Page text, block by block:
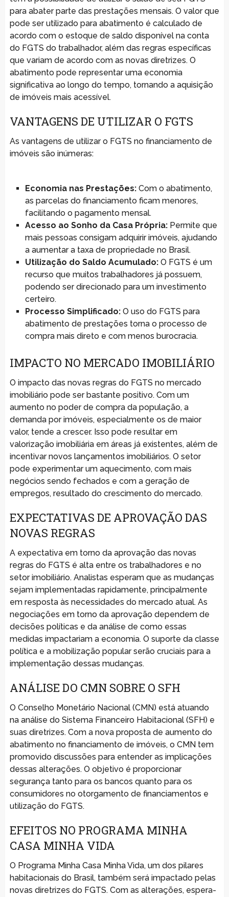
para abater parte das prestações mensais. O valor que
pode ser utilizado para abatimento é calculado de
acordo com o estoque de saldo disponível na conta
do FGTS do trabalhador, além das regras específicas
que variam de acordo com as novas diretrizes. O
abatimento pode representar uma economia
significativa ao longo do tempo, tornando a aquisição
de imóveis mais acessível.
VANTAGENS DE UTILIZAR O FGTS
As vantagens de utilizar o FGTS no financiamento de
imóveis são inúmeras:
Economia nas Prestações:Com o abatimento,
as parcelas do financiamento ficam menores,
facilitando o pagamento mensal.
Acesso ao Sonho da Casa Própria:Permite que
mais pessoas consigam adquirir imóveis, ajudando
a aumentar a taxa de propriedade no Brasil.
Utilização do Saldo Acumulado:O FGTS é um
recurso que muitos trabalhadores já possuem,
podendo ser direcionado para um investimento
certeiro.
Processo Simplificado:O uso do FGTS para
abatimento de prestações torna o processo de
compra mais direto e com menos burocracia.
IMPACTO NO MERCADO IMOBILIÁRIO
O impacto das novas regras do FGTS no mercado
imobiliário pode ser bastante positivo. Com um
aumento no poder de compra da população, a
demanda por imóveis, especialmente os de maior
valor, tende a crescer. Isso pode resultar em
valorização imobiliária em áreas já existentes, além de
incentivar novos lançamentos imobiliários. O setor
pode experimentar um aquecimento, com mais
negócios sendo fechados e com a geração de
empregos, resultado do crescimento do mercado.
EXPECTATIVAS DE APROVAÇÃO DAS
NOVAS REGRAS
A expectativa em torno da aprovação das novas
regras do FGTS é alta entre os trabalhadores e no
setor imobiliário. Analistas esperam que as mudanças
sejam implementadas rapidamente, principalmente
em resposta às necessidades do mercado atual. As
negociações em torno da aprovação dependem de
decisões políticas e da análise de como essas
medidas impactariam a economia. O suporte da classe
política e a mobilização popular serão cruciais para a
implementação dessas mudanças.
ANÁLISE DO CMN SOBRE O SFH
O Conselho Monetário Nacional (CMN) está atuando
na análise do Sistema Financeiro Habitacional (SFH) e
suas diretrizes. Com a nova proposta de aumento do
abatimento no financiamento de imóveis, o CMN tem
promovido discussões para entender as implicações
dessas alterações. O objetivo é proporcionar
segurança tanto para os bancos quanto para os
consumidores no otorgamento de financiamentos e
utilização do FGTS.
EFEITOS NO PROGRAMA MINHA
CASA MINHA VIDA
O Programa Minha Casa Minha Vida, um dos pilares
habitacionais do Brasil, também será impactado pelas
novas diretrizes do FGTS. Com as alterações, espera-